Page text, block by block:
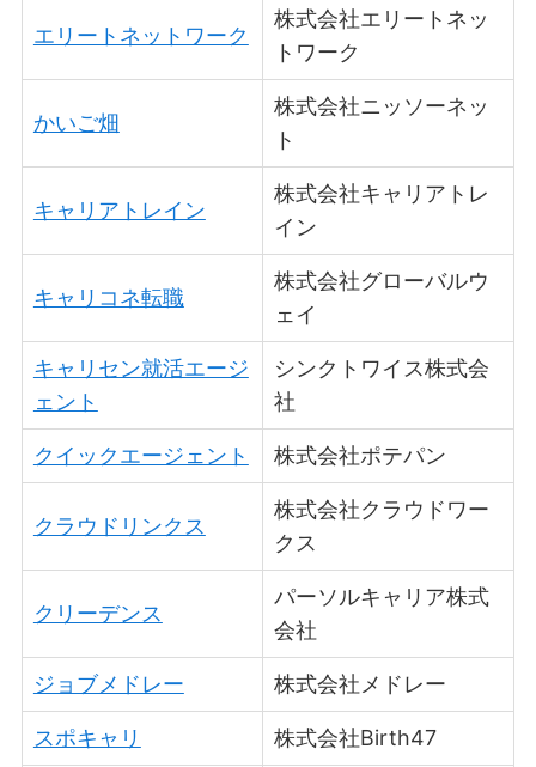
エリートネットワーク
株式会社エリートネッ
トワーク
かいご畑
株式会社ニッソーネッ
ト
キャリアトレイン
株式会社キャリアトレ
イン
キャリコネ転職
株式会社グローバルウ
ェイ
キャリセン就活エージ
ェント
シンクトワイス株式会
社
クイックエージェント 株式会社ポテパン
クラウドリンクス
株式会社クラウドワー
クス
クリーデンス
パーソルキャリア株式
会社
ジョブメドレー 株式会社メドレー
スポキャリ 株式会社Birth47